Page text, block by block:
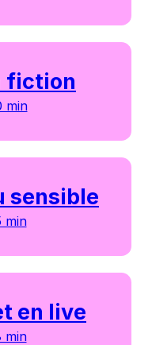
fiction
min
sensible
min
en live
min